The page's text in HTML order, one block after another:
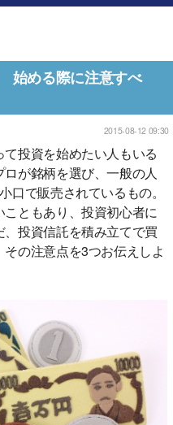
始める際に注意すべ
2015-08-12 09:30
投資を始めたい人もいる
が銘柄を選び、一般の人
口で販売されているもの。
ともあり、投資初心者に
投資信託を積み立てで買
の注意点を3つお伝えしよ